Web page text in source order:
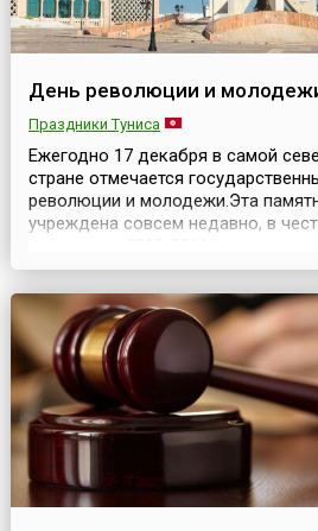
День революции и
Праздники Туниса
Ежегодно 17 декабря в самой
стране отмечается
революции и молодежи.Эта
учреждена совсем недавно, в
президента Туниса Зин эль-
2011 года. Изначально День
января, но в 2022 году Указом
праздно...